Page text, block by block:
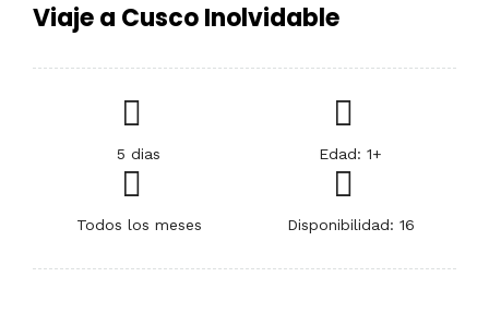
Viaje a Cusco Inolvidable
5 dias Edad: 1+
Todos los meses Disponibilidad: 16